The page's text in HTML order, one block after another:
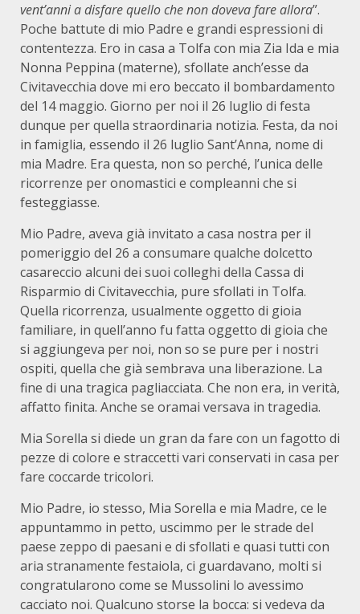
vent’anni a disfare quello che non doveva fare allora”.
Poche battute di mio Padre e grandi espressioni di
contentezza. Ero in casa a Tolfa con mia Zia Ida e mia
Nonna Peppina (materne), sfollate anch’esse da
Civitavecchia dove mi ero beccato il bombardamento
del 14 maggio. Giorno per noi il 26 luglio di festa
dunque per quella straordinaria notizia. Festa, da noi
in famiglia, essendo il 26 luglio Sant’Anna, nome di
mia Madre. Era questa, non so perché, l’unica delle
ricorrenze per onomastici e compleanni che si
festeggiasse.
Mio Padre, aveva già invitato a casa nostra per il
pomeriggio del 26 a consumare qualche dolcetto
casareccio alcuni dei suoi colleghi della Cassa di
Risparmio di Civitavecchia, pure sfollati in Tolfa.
Quella ricorrenza, usualmente oggetto di gioia
familiare, in quell’anno fu fatta oggetto di gioia che
si aggiungeva per noi, non so se pure per i nostri
ospiti, quella che già sembrava una liberazione. La
fine di una tragica pagliacciata. Che non era, in verità,
affatto finita. Anche se oramai versava in tragedia.
Mia Sorella si diede un gran da fare con un fagotto di
pezze di colore e straccetti vari conservati in casa per
fare coccarde tricolori.
Mio Padre, io stesso, Mia Sorella e mia Madre, ce le
appuntammo in petto, uscimmo per le strade del
paese zeppo di paesani e di sfollati e quasi tutti con
aria stranamente festaiola, ci guardavano, molti si
congratularono come se Mussolini lo avessimo
cacciato noi. Qualcuno storse la bocca: si vedeva da